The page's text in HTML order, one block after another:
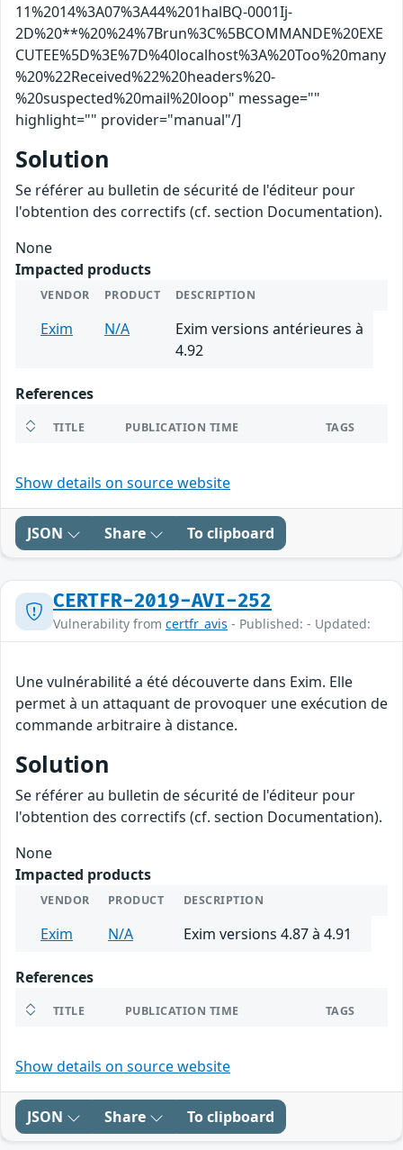
11%2014%3A07%3A44%201halBQ-0001Ij-
2D%20**%20%24%7Brun%3C%5BCOMMANDE%20EXE
CUTEE%5D%3E%7D%40localhost%3A%20Too%20many
%20%22Received%22%20headers%20-
%20suspected%20mail%20loop" message=""
highlight="" provider="manual"/]
Solution
Se référer au bulletin de sécurité de l'éditeur pour
l'obtention des correctifs (cf. section Documentation).
None
Impacted products
VENDOR PRODUCT DESCRIPTION
Exim N/A
Exim versions antérieures à
4.92
References
TITLE PUBLICATION TIME TAGS
Show details on source website
JSON Share To clipboard
CERTFR-2019-AVI-252
Vulnerability from certfr_avis - Published: - Updated:
Une vulnérabilité a été découverte dans Exim. Elle
permet à un attaquant de provoquer une exécution de
commande arbitraire à distance.
Solution
Se référer au bulletin de sécurité de l'éditeur pour
l'obtention des correctifs (cf. section Documentation).
None
Impacted products
VENDOR PRODUCT DESCRIPTION
Exim N/A Exim versions 4.87 à 4.91
References
TITLE PUBLICATION TIME TAGS
Show details on source website
JSON Share To clipboard